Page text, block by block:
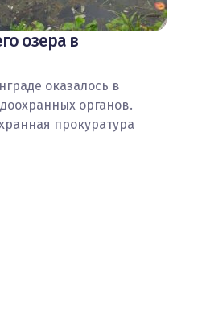
озера в
оказалось в
органов.
прокуратура